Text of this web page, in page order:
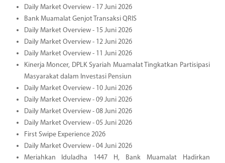
Daily Market Overview - 17 Juni 2026
Bank Muamalat Genjot Transaksi QRIS
Daily Market Overview - 15 Juni 2026
Daily Market Overview - 12 Juni 2026
Daily Market Overview - 11 Juni 2026
Kinerja Moncer, DPLK Syariah Muamalat Tingkatkan Partisipasi
Masyarakat dalam Investasi Pensiun
Daily Market Overview - 10 Juni 2026
Daily Market Overview - 09 Juni 2026
Daily Market Overview - 08 Juni 2026
Daily Market Overview - 05 Juni 2026
First Swipe Experience 2026
Daily Market Overview - 04 Juni 2026
Meriahkan Iduladha 1447 H, Bank Muamalat Hadirkan